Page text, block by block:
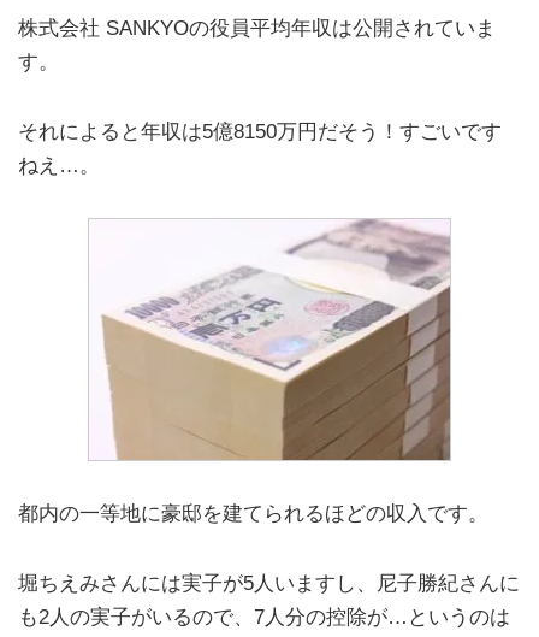
株式会社 SANKYOの役員平均年収は公開されていま
す。
それによると年収は5億8150万円だそう！すごいです
ねえ…。
都内の一等地に豪邸を建てられるほどの収入です。
堀ちえみさんには実子が5人いますし、尼子勝紀さんに
も2人の実子がいるので、7人分の控除が…というのは